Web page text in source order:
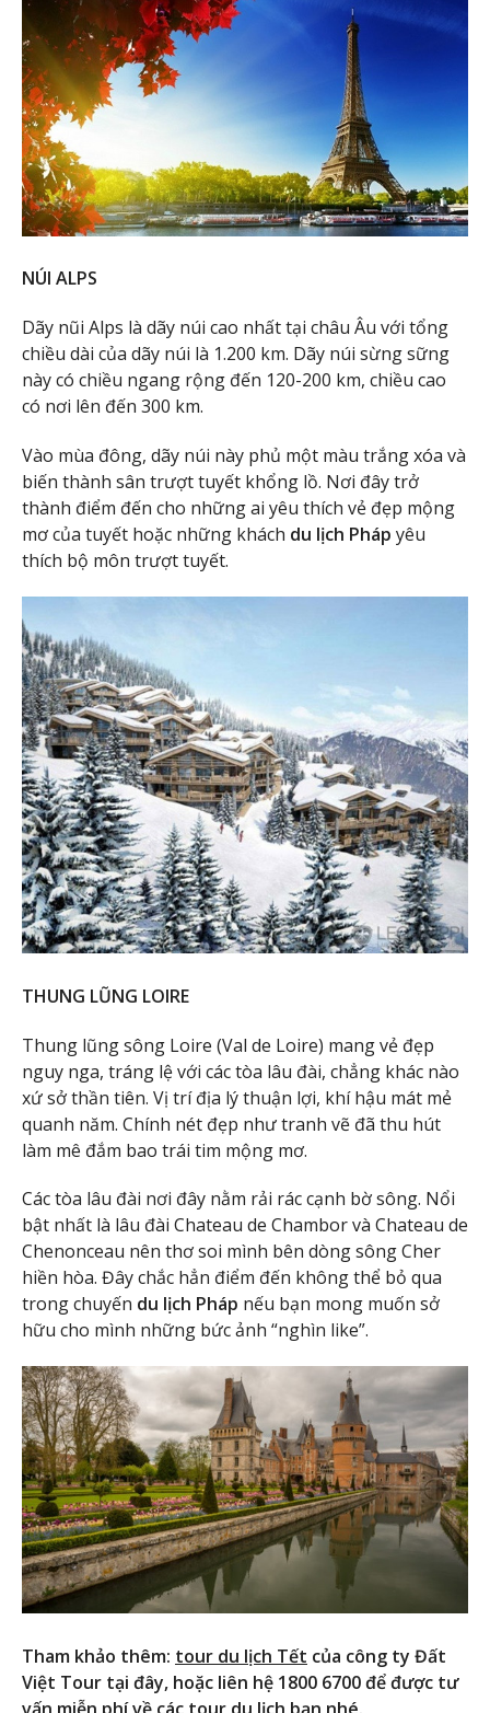
NÚI ALPS
Dãy nũi Alps là dãy núi cao nhất tại châu Âu với tổng
chiều dài của dãy núi là 1.200 km. Dãy núi sừng sững
này có chiều ngang rộng đến 120-200 km, chiều cao
có nơi lên đến 300 km.
Vào mùa đông, dãy núi này phủ một màu trắng xóa và
biến thành sân trượt tuyết khổng lồ. Nơi đây trở
thành điểm đến cho những ai yêu thích vẻ đẹp mộng
mơ của tuyết hoặc những khách du lịch Pháp yêu
thích bộ môn trượt tuyết.
THUNG LŨNG LOIRE
Thung lũng sông Loire (Val de Loire) mang vẻ đẹp
nguy nga, tráng lệ với các tòa lâu đài, chẳng khác nào
xứ sở thần tiên. Vị trí địa lý thuận lợi, khí hậu mát mẻ
quanh năm. Chính nét đẹp như tranh vẽ đã thu hút
làm mê đắm bao trái tim mộng mơ.
Các tòa lâu đài nơi đây nằm rải rác cạnh bờ sông. Nổi
bật nhất là lâu đài Chateau de Chambor và Chateau de
Chenonceau nên thơ soi mình bên dòng sông Cher
hiền hòa. Đây chắc hẳn điểm đến không thể bỏ qua
trong chuyến du lịch Pháp nếu bạn mong muốn sở
hữu cho mình những bức ảnh “nghìn like”.
Tham khảo thêm: tour du lịch Tết của công ty Đất
Việt Tour tại đây, hoặc liên hệ 1800 6700 để được tư